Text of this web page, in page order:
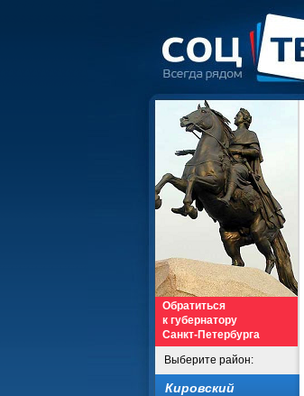
Обратиться
к губернатору
Санкт-Петербурга
Выберите район:
Кировский